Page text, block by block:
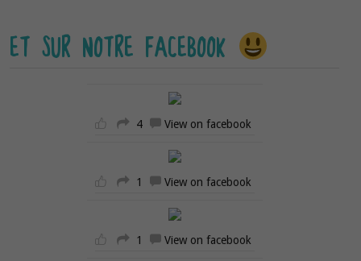
ET SUR NOTRE FACEBOOK
4 View on facebook
1 View on facebook
1 View on facebook